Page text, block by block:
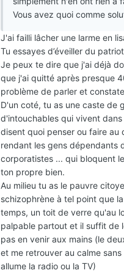
Vous avez quoi comme
J'ai failli lâcher une larme en
Tu essayes d’éveiller du
Je peux te dire que j'ai déjà
que j'ai quitté après presque
problème de parler et
D'un coté, tu as une caste de
d'intouchables qui vivent
disent quoi penser ou faire
rendant les gens dépendants
corporatistes ... qui bloquent
ton propre bien.
Au milieu tu as le pauvre
schizophrène à tel point que
temps, un toit de verre qu'au
palpable partout et il suffit de
pas en venir aux mains (le
et me retrouver au calme
allume la radio ou la TV)